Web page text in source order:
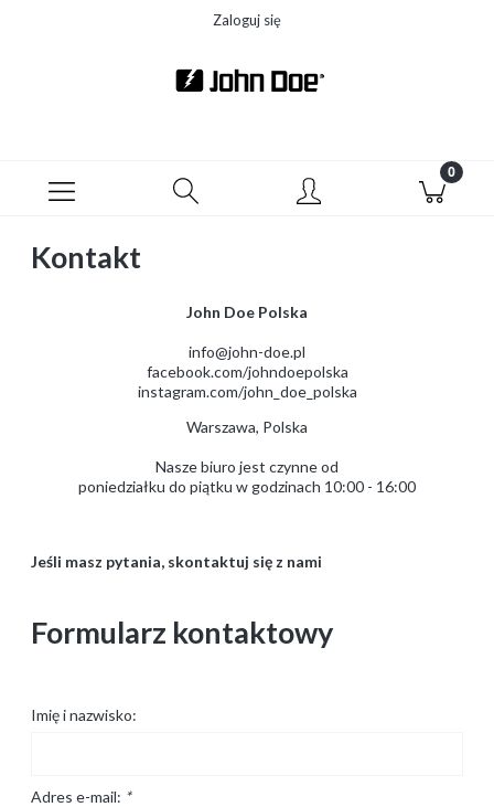
Zaloguj się
Kontakt
John Doe Polska
info@john-doe.pl
facebook.com/johndoepolska
instagram.com/john_doe_polska
Warszawa, Polska
Nasze biuro jest czynne od
poniedziałku do piątku w godzinach 10:00 - 16:00
Jeśli masz pytania, skontaktuj się z nami
Formularz kontaktowy
Imię i nazwisko:
Adres e-mail: *